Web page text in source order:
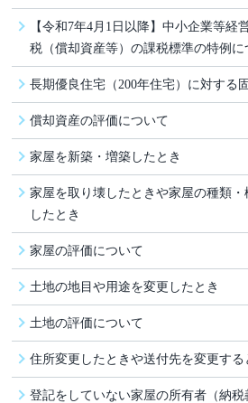
【令和7年4月1日以降】中小企業等経
税（償却資産等）の課税標準の特例に
長期優良住宅（200年住宅）に対する
償却資産の評価について
家屋を新築・増築したとき
家屋を取り壊したときや家屋の種類
したとき
家屋の評価について
土地の地目や用途を変更したとき
土地の評価について
住所変更したときや送付先を変更する
登記をしていない家屋の所有者（納